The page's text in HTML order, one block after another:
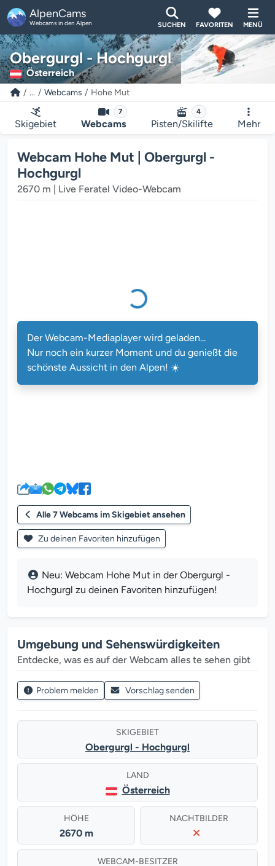
AlpenCams
Webcams in den Alpen SUCHEN FAVORITEN MENÜ
Obergurgl - Hochgurgl
Österreich
... Webcams Hohe Mut
Skigebiet
7
Webcams
4
Pisten/Skilifte Mehr
Webcam Hohe Mut | Obergurgl -
Hochgurgl
2670 m | Live Feratel Video-Webcam
Der Webcam-Mediaplayer wird geladen...
Der Webcam-Mediaplayer wird geladen...
Nur noch ein kurzer Moment und du genießt die
schönste Aussicht in den Alpen! ☀️
Alle 7 Webcams im Skigebiet ansehen
Zu deinen Favoriten hinzufügen
Neu: Webcam Hohe Mut in der Obergurgl -
Hochgurgl zu deinen Favoriten hinzufügen!
Umgebung und Sehenswürdigkeiten
Entdecke, was es auf der Webcam alles te sehen gibt
Problem melden Vorschlag senden
SKIGEBIET
Obergurgl - Hochgurgl
LAND
Österreich
HÖHE
2670 m
NACHTBILDER
WEBCAM-BESITZER